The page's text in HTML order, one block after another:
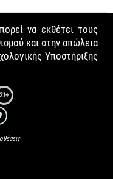
να εκθέτει τους
και στην απώλεια
Υποστήριξης
21+